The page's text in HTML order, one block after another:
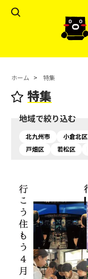
ホーム 特集
特集
地域で絞り込む
北九州市 小倉北区
戸畑区
若松区